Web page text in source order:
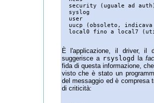
security (uguale ad
  syslog
  user
uucp (obsoleto, indicava
È l'applicazione, il driver, il
suggerisce a rsyslogd la
fida di questa informazione,
visto che è stato un
del messaggio ed è compresa
di criticità: